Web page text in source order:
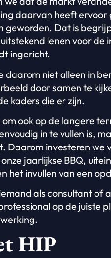
daarvan heeft ervoor
Dat is
lenen voor de
ingericht.
niet alleen in
door samen te
kaders die er zijn.
ook op de langere
in te vullen is,
investeren we
jaarlijkse BBQ,
het invullen van een
als consultant of
op de juiste
HIP